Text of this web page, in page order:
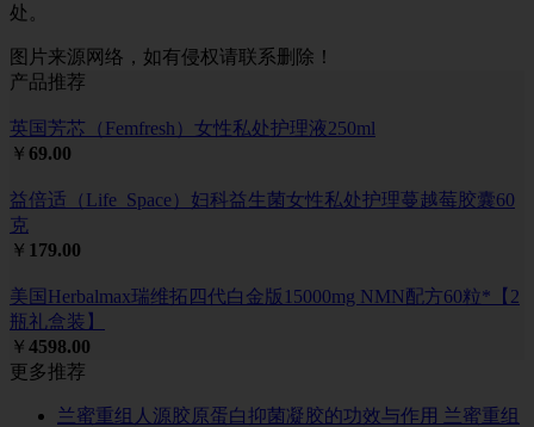
处。
图片来源网络，如有侵权请联系删除！
产品推荐
英国芳芯（Femfresh）女性私处护理液250ml
￥ 69.00
益倍适（Life_Space）妇科益生菌女性私处护理蔓越莓胶囊60
克
￥ 179.00
美国Herbalmax瑞维拓四代白金版15000mg NMN配方60粒*【2
瓶礼盒装】
￥ 4598.00
更多推荐
兰蜜重组人源胶原蛋白抑菌凝胶的功效与作用 兰蜜重组